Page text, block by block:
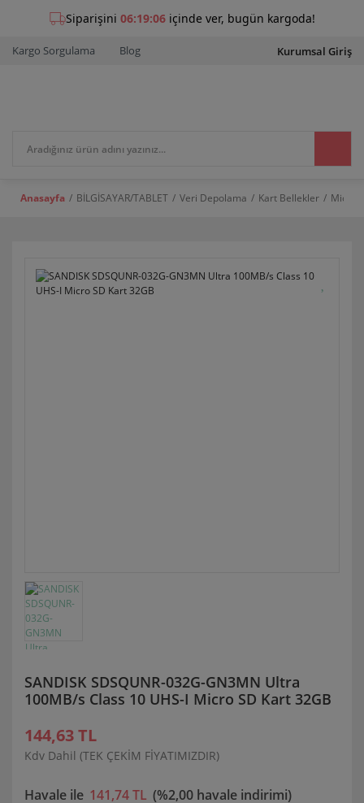
Kargo Sorgulama Blog Kurumsal Giriş
Anasayfa BİLGİSAYAR/TABLET Veri Depolama Kart Bellekler Micro
SANDISK SDSQUNR-032G-GN3MN Ultra
100MB/s Class 10 UHS-I Micro SD Kart 32GB
144,63 TL
Kdv Dahil (TEK ÇEKİM FİYATIMIZDIR)
Havale ile 141,74 TL (%2,00 havale indirimi)